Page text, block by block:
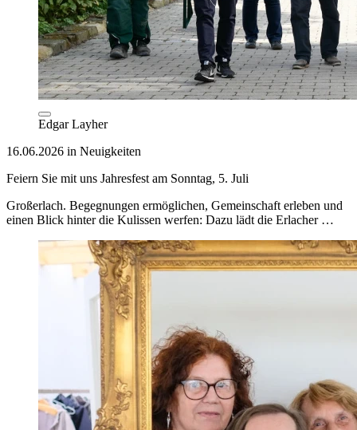
Edgar Layher
16.06.2026 in Neuigkeiten
Feiern Sie mit uns Jahresfest am Sonntag, 5. Juli
Großerlach. Begegnungen ermöglichen, Gemeinschaft erleben und
einen Blick hinter die Kulissen werfen: Dazu lädt die Erlacher …